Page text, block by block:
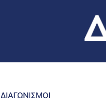
ΔΙΑΓΩΝΙΣΜΟΙ